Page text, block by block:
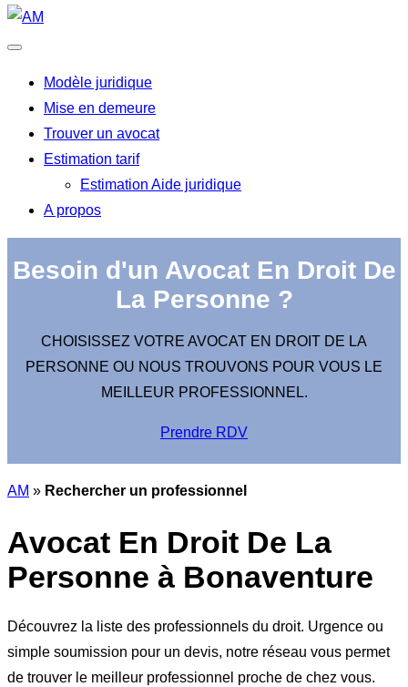
Modèle juridique
Mise en demeure
Trouver un avocat
Estimation tarif
Estimation Aide juridique
A propos
Besoin d'un Avocat En Droit De
La Personne ?
CHOISISSEZ VOTRE AVOCAT EN DROIT DE LA
PERSONNE OU NOUS TROUVONS POUR VOUS LE
MEILLEUR PROFESSIONNEL.
Prendre RDV
AM » Rechercher un professionnel
Avocat En Droit De La
Personne à Bonaventure
Découvrez la liste des professionnels du droit. Urgence ou
simple soumission pour un devis, notre réseau vous permet
de trouver le meilleur professionnel proche de chez vous.